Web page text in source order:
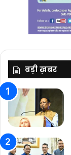
बड़ी ख़बर